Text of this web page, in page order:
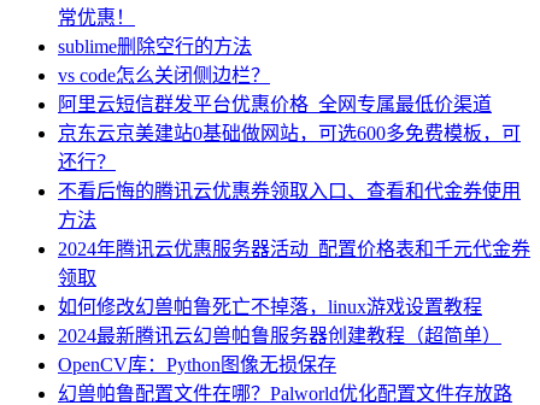
常优惠！
sublime删除空行的方法
vs code怎么关闭侧边栏？
阿里云短信群发平台优惠价格_全网专属最低价渠道
京东云京美建站0基础做网站，可选600多免费模板，可
还行？
不看后悔的腾讯云优惠券领取入口、查看和代金券使用
方法
2024年腾讯云优惠服务器活动_配置价格表和千元代金券
领取
如何修改幻兽帕鲁死亡不掉落，linux游戏设置教程
2024最新腾讯云幻兽帕鲁服务器创建教程（超简单）
OpenCV库：Python图像无损保存
幻兽帕鲁配置文件在哪？Palworld优化配置文件存放路